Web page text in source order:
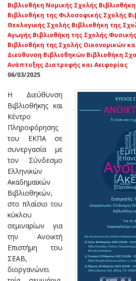
Βιβλιοθήκη Νομικής Σχολής
Βιβλιοθήκη της Φιλοσοφικής Σχολής
Θεολογικής Σχολής Βιβλιοθήκη της
Αγωγής Βιβλιοθήκη της Σχολής
Βιβλιοθήκη της Σχολής Οικονομικών
Διεύθυνση Βιβλιοθηκών Βιβλιοθήκη
Ανάπτυξης Διατροφής και Αειφορίας
06/03/2025
Η Διεύθυνση
Βιβλιοθήκης και
Κέντρο
Πληροφόρησης
του ΕΚΠΑ σε
συνεργασία με
τον Σύνδεσμο
Ελληνικών
Ακαδημαϊκών
Βιβλιοθηκών,
στο πλαίσιο του
κύκλου
σεμιναρίων για
την Ανοικτή
Επιστήμη του
ΣΕΑΒ,
διοργανώνει